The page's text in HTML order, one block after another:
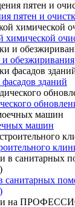
пятен и
химической
и обезжиривания
зданий
машин
санитарных